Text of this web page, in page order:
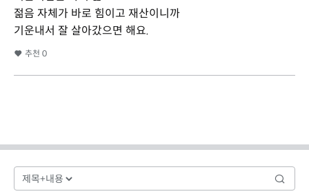
젊음 자체가 바로 힘이고 재산이니까
기운내서 잘 살아갔으면 해요.
추천 0